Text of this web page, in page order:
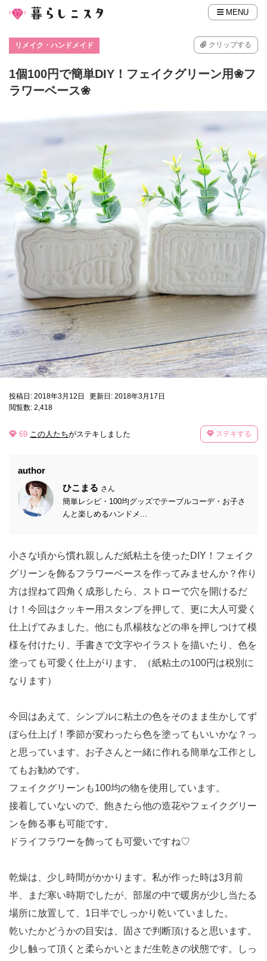
MENU
リメイク・ハンドメイド クリップする
1個100円で簡単DIY！フェイクグリーン用❀フ
ラワーベース❀
投稿日: 2018年3月12日
更新日: 2018年3月17日
閲覧数: 2,418
69 この人たちがステキしました ステキする
author
ひこまる さん
簡単レシピ・100均グッズでテーブルコーデ・お子さ
んと楽しめるハンドメ...
小さな頃から慣れ親しんだ紙粘土を使ったDIY！フェイク
グリーンを飾るフラワーベースを作ってみませんか？作り
方は捏ねて四角く成形したら、ストローで穴を開けるだ
け！今回はクッキー用スタンプを押して、更に大人可愛く
仕上げてみました。他にも爪楊枝などの串を押しつけて模
様を付けたり、手書きで文字やイラストを描いたり、色を
塗っても可愛く仕上がります。（紙粘土の100円は税別に
なります）
今回はあえて、シンプルに粘土の色をそのまま生かしてず
ぼら仕上げ！季節が変わったら色を塗ってもいいかな？っ
と思っています。お子さんと一緒に作れる簡単な工作とし
てもお勧めです。
フェイクグリーンも100均の物を使用しています。
接着していないので、飽きたら他の造花やフェイクグリー
ンを飾る事も可能です。
ドライフラワーを飾っても可愛いですね♡
乾燥は、少し時間がかかります。私が作った時は3月前
半、まだ寒い時期でしたが、部屋の中で暖房が少し当たる
場所に放置して、1日半でしっかり乾いていました。
乾いたかどうかの目安は、固さで判断頂けると思います。
少し触って頂くと柔らかいとまだ生乾きの状態です。しっ